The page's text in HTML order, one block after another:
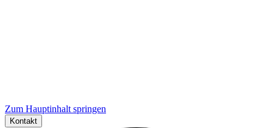
Zum Hauptinhalt springen
Kontakt